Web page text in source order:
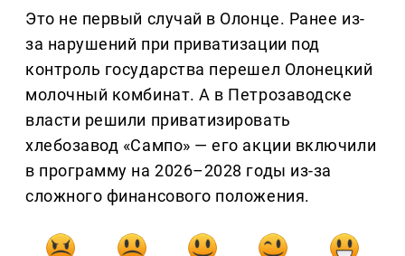
Это не первый случай в Олонце. Ранее из-
за нарушений при приватизации под
контроль государства перешел Олонецкий
молочный комбинат. А в Петрозаводске
власти решили приватизировать
хлебозавод «Сампо» — его акции включили
в программу на 2026–2028 годы из-за
сложного финансового положения.